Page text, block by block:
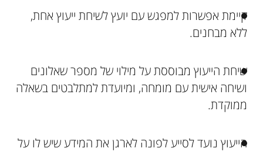
קיימת אפשרות למפגש עם יועץ לשיחת ייעוץ אחת,
ללא מבחנים.
שיחת הייעוץ מבוססת על מילוי של מספר שאלונים
ושיחה אישית עם מומחה, ומיועדת למתלבטים בשאלה
ממוקדת.
הייעוץ נועד לסייע לפונה לארגן את המידע שיש לו על